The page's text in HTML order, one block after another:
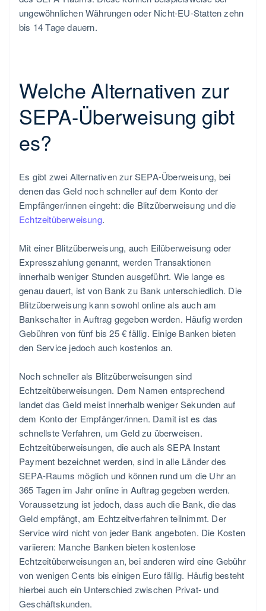
ungewöhnlichen Währungen oder Nicht-EU-Statten zehn
bis 14 Tage dauern.
Welche Alternativen zur
SEPA-Überweisung gibt
es?
Es gibt zwei Alternativen zur SEPA-Überweisung, bei
denen das Geld noch schneller auf dem Konto der
Empfänger/innen eingeht: die Blitzüberweisung und die
Echtzeitüberweisung.
Mit einer Blitzüberweisung, auch Eilüberweisung oder
Expresszahlung genannt, werden Transaktionen
innerhalb weniger Stunden ausgeführt. Wie lange es
genau dauert, ist von Bank zu Bank unterschiedlich. Die
Blitzüberweisung kann sowohl online als auch am
Bankschalter in Auftrag gegeben werden. Häufig werden
Gebühren von fünf bis 25 € fällig. Einige Banken bieten
den Service jedoch auch kostenlos an.
Noch schneller als Blitzüberweisungen sind
Echtzeitüberweisungen. Dem Namen entsprechend
landet das Geld meist innerhalb weniger Sekunden auf
dem Konto der Empfänger/innen. Damit ist es das
schnellste Verfahren, um Geld zu überweisen.
Echtzeitüberweisungen, die auch als SEPA Instant
Payment bezeichnet werden, sind in alle Länder des
SEPA-Raums möglich und können rund um die Uhr an
365 Tagen im Jahr online in Auftrag gegeben werden.
Voraussetzung ist jedoch, dass auch die Bank, die das
Geld empfängt, am Echtzeitverfahren teilnimmt. Der
Service wird nicht von jeder Bank angeboten. Die Kosten
variieren: Manche Banken bieten kostenlose
Echtzeitüberweisungen an, bei anderen wird eine Gebühr
von wenigen Cents bis einigen Euro fällig. Häufig besteht
hierbei auch ein Unterschied zwischen Privat- und
Geschäftskunden.